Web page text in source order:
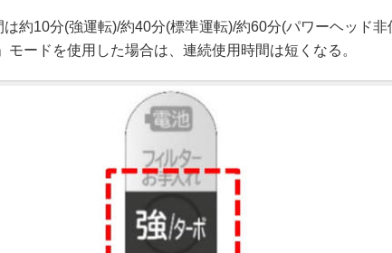
約10分(強運転)/約40分(標準運転)/約60分(パワーヘッド非
モードを使用した場合は、連続使用時間は短くなる。